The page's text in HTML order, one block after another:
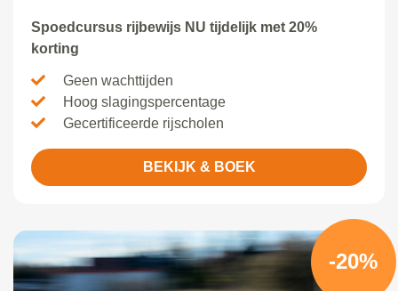
Spoedcursus rijbewijs NU tijdelijk met 20%
korting
Geen wachttijden
Hoog slagingspercentage
Gecertificeerde rijscholen
BEKIJK & BOEK
-20%